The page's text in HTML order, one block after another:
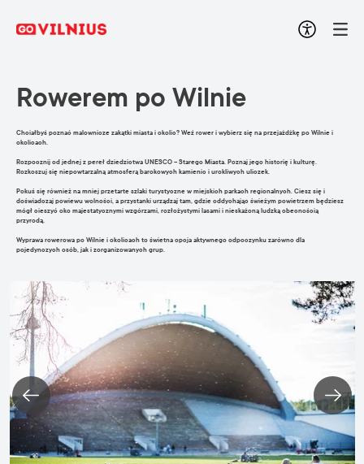
Rowerem po Wilnie
Chciałbyś poznać malownicze zakątki miasta i okolic? Weź rower i wybierz się na przejażdżkę po Wilnie i
okolicach.
Rozpocznij od jednej z pereł dziedzictwa UNESCO – Starego Miasta. Poznaj jego historię i kulturę.
Rozkoszuj się niepowtarzalną atmosferą barokowych kamienic i urokliwych uliczek.
Pokuś się również na mniej przetarte szlaki turystyczne w miejskich parkach regionalnych. Ciesz się i
doświadczaj powiewu wolności, a przystanki urządzaj tam, gdzie oddychając świeżym powietrzem będziesz
mógł cieszyć oko majestatycznymi wzgórzami, rozłożystymi lasami i nieskażoną ludzką obecnością
przyrodą.
Wyprawa rowerowa po Wilnie i okolicach to świetna opcja aktywnego odpoczynku zarówno dla
pojedynczych osób, jak i zorganizowanych grup.